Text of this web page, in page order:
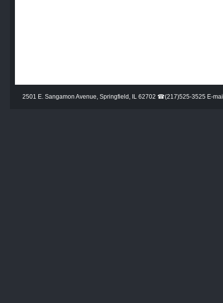
2501 E. Sangamon Avenue, Springfield, IL 62702 ☎(217)525-3525 E-